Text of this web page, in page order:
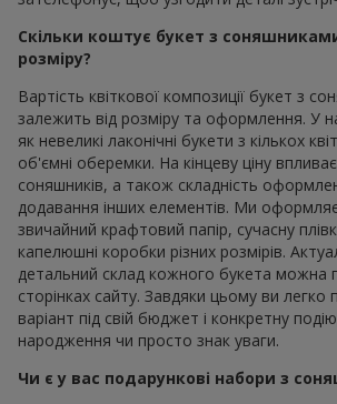
Скільки коштує букет з
розміру?
Вартість квіткової композиції букет з
залежить від розміру та оформлення. У
як невеликі лаконічні букети з кількох
об'ємні оберемки. На кінцеву ціну впливає
соняшників, а також складність
додавання інших елементів. Ми
звичайний крафтовий папір, сучасну
капелюшні коробки різних розмірів.
детальний склад кожного букета можна
сторінках сайту. Завдяки цьому ви легко
варіант під свій бюджет і конкретну
народження чи просто знак уваги.
Чи є у вас подарункові набори з